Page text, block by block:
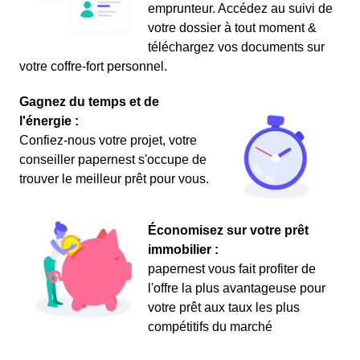
emprunteur. Accédez au suivi de
votre dossier à tout moment &
téléchargez vos documents sur
votre coffre-fort personnel.
Gagnez du temps et de
l'énergie :
Confiez-nous votre projet, votre
conseiller papernest s'occupe de
trouver le meilleur prêt pour vous.
Économisez sur votre prêt
immobilier :
papernest vous fait profiter de
l'offre la plus avantageuse pour
votre prêt aux taux les plus
compétitifs du marché